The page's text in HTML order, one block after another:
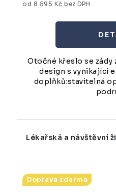
od 8 595 Kč bez DPH
Otočné křeslo se zády
design s vynikající
doplňků:stavitelná
Lékařská a návštěvní
Doprava zdarma